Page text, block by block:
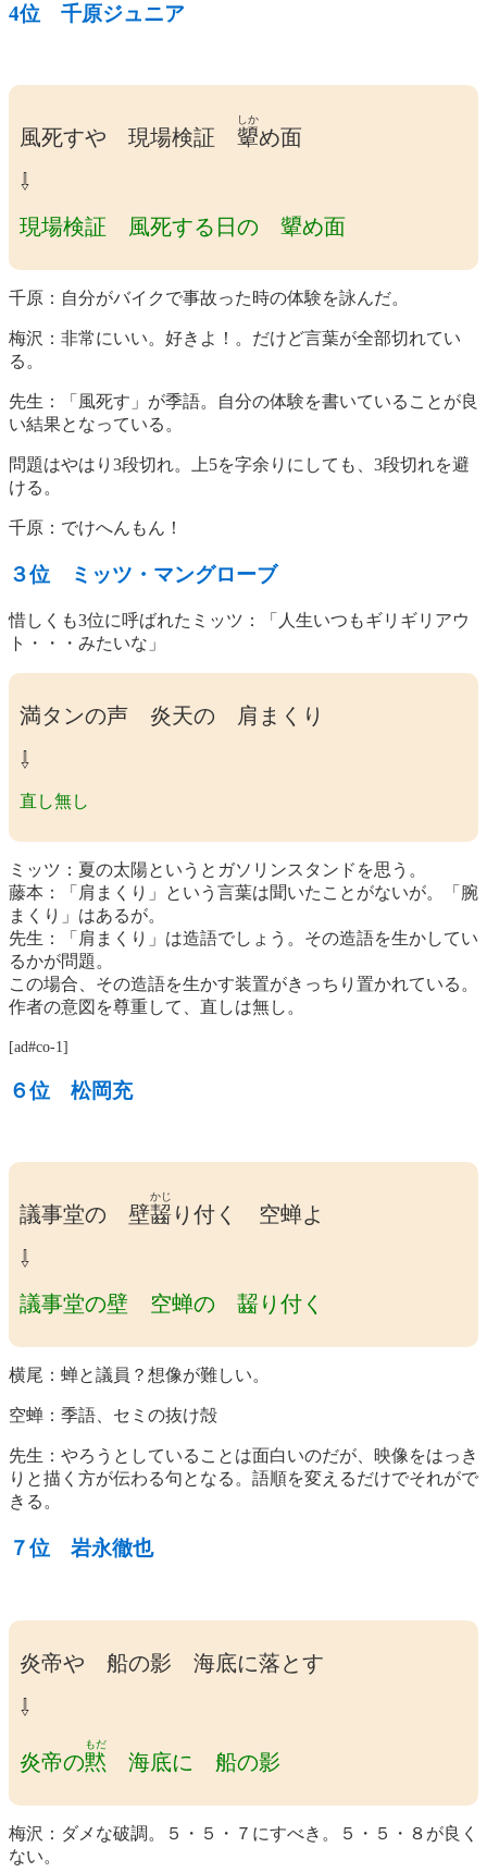
4位 千原ジュニア
風死すや 現場検証 顰
しか
め面
⇩
現場検証 風死する日の 顰め面
千原：自分がバイクで事故った時の体験を詠んだ。
梅沢：非常にいい。好きよ！。だけど言葉が全部切れてい
る。
先生：「風死す」が季語。自分の体験を書いていることが良
い結果となっている。
問題はやはり3段切れ。上5を字余りにしても、3段切れを避
ける。
千原：でけへんもん！
３位 ミッツ・マングローブ
惜しくも3位に呼ばれたミッツ：「人生いつもギリギリアウ
ト・・・みたいな」
満タンの声 炎天の 肩まくり
⇩
直し無し
ミッツ：夏の太陽というとガソリンスタンドを思う。
藤本：「肩まくり」という言葉は聞いたことがないが。「腕
まくり」はあるが。
先生：「肩まくり」は造語でしょう。その造語を生かしてい
るかが問題。
この場合、その造語を生かす装置がきっちり置かれている。
作者の意図を尊重して、直しは無し。
[ad#co-1]
６位 松岡充
議事堂の 壁齧
かじ
り付く 空蝉よ
⇩
議事堂の壁 空蝉の 齧り付く
横尾：蝉と議員？想像が難しい。
空蝉：季語、セミの抜け殻
先生：やろうとしていることは面白いのだが、映像をはっき
りと描く方が伝わる句となる。語順を変えるだけでそれがで
きる。
７位 岩永徹也
炎帝や 船の影 海底に落とす
⇩
炎帝の黙
もだ
海底に 船の影
梅沢：ダメな破調。５・５・７にすべき。５・５・８が良く
ない。